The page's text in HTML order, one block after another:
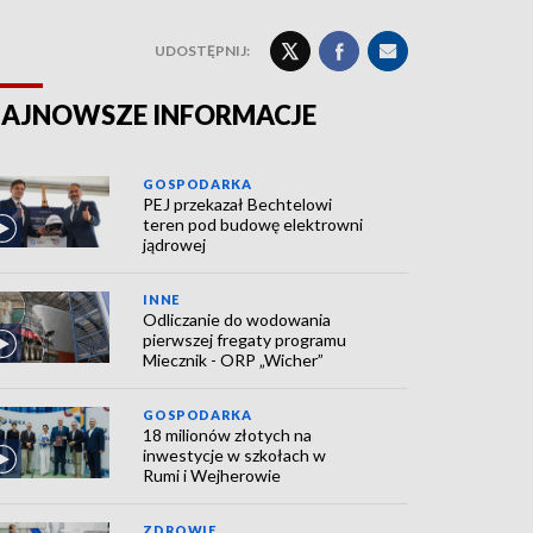
UDOSTĘPNIJ:
INFORMACJE
GOSPODARKA
PEJ przekazał Bechtelowi
teren pod budowę elektrowni
jądrowej
INNE
Odliczanie do wodowania
pierwszej fregaty programu
Miecznik - ORP „Wicher”
GOSPODARKA
18 milionów złotych na
inwestycje w szkołach w
Rumi i Wejherowie